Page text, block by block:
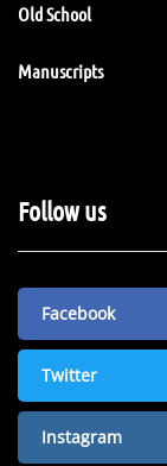
Old School
Manuscripts
Follow us
Facebook
Twitter
Instagram